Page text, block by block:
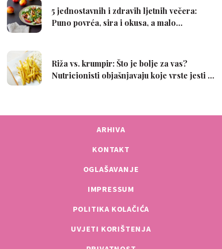
ARHIVA
KONTAKT
OGLAŠAVANJE
IMPRESSUM
POLITIKA KOLAČIĆA
UVJETI KORIŠTENJA